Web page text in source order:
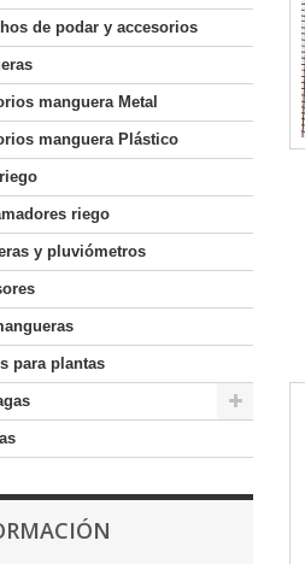
de podar y accesorios
manguera Metal
manguera Plástico
riego
y pluviómetros
para plantas